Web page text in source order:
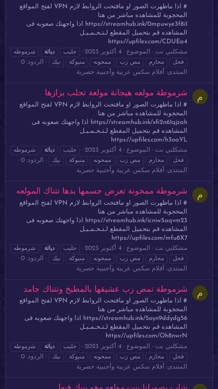
# اذا ماظهرت الصور او مافتحت الروابط لازم VPN لفتح المواقع
المحجوبة للمشاهده مباشر من هنا
https://streamhub.ink/0mpuwye3f8i1 اذا واجهتك صعوبه فى
المشاهده قم بتحميل المقطع لـتـحـمـيـل
https://upfiles.com/CDUEa4
مشكلني نت
الموضوع 4 أكتوبر 2023 حليب دياثة
شرموطه
فحل
محارم مص زب ممحونه منيوكة نيك
الردود: 0
المنتدى:
أفلام سكس عربية وأجنبية حصرية
م شرموطة مولعه هيجانة مولعة تحلب بزازها
# اذا ماظهرت الصور او مافتحت الروابط لازم VPN لفتح المواقع
المحجوبة للمشاهده مباشر من هنا
https://streamhub.ink/xfi2n61qjzah اذا واجهتك صعوبه فى
المشاهده قم بتحميل المقطع لـتـحـمـيـل
https://upfiles.com/h3oaYL
مشكلني نت
الموضوع 4 أكتوبر 2023 حليب دياثة
شرموطه
فحل
محارم مص زب ممحونه منيوكة نيك
الردود: 0
المنتدى:
أفلام سكس عربية وأجنبية حصرية
م شرموطة ممحونة تعرض جسمها بدها تتناك المولعه
# اذا ماظهرت الصور او مافتحت الروابط لازم VPN لفتح المواقع
المحجوبة للمشاهده مباشر من هنا
https://streamhub.ink/icniw5aqvm23 اذا واجهتك صعوبه فى
المشاهده قم بتحميل المقطع لـتـحـمـيـل
https://upfiles.com/mfu8X7
مشكلني نت
الموضوع 4 أكتوبر 2023 حليب دياثة
شرموطه
فحل
محارم مص زب ممحونه منيوكة نيك
الردود: 0
المنتدى:
أفلام سكس عربية وأجنبية حصرية
م شرموطة تمص زب عشيقها بالمطبخ وتتناك جامد
# اذا ماظهرت الصور او مافتحت الروابط لازم VPN لفتح المواقع
المحجوبة للمشاهده مباشر من هنا
https://streamhub.ink/5oyn9ddydg56 اذا واجهتك صعوبه فى
المشاهده قم بتحميل المقطع لـتـحـمـيـل
https://upfiles.com/Oh8nwrN
مشكلني نت
الموضوع 4 أكتوبر 2023 حليب دياثة
شرموطه
فحل
محارم مص زب ممحونه منيوكة نيك
الردود: 0
المنتدى:
أفلام سكس عربية وأجنبية حصرية